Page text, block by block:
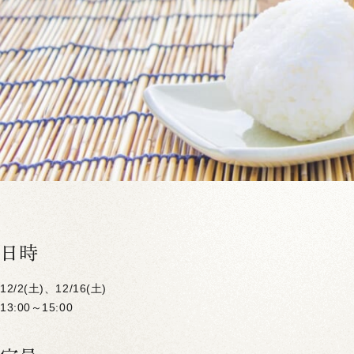
日時
12/2(土)、12/16(土)
13:00～15:00